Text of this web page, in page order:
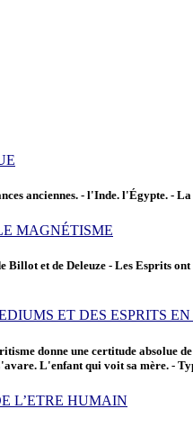
anciennes. - l'Inde. l'Égypte. -
MAGNÉTISME
et de Deleuze - Les Esprits
ET DES ESPRITS
donne une certitude absolue
L'enfant qui voit sa mère. -
L’ETRE HUMAIN